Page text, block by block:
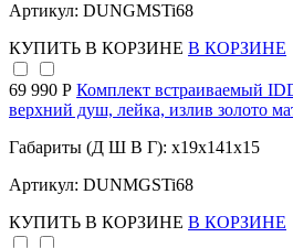
Артикул: DUNGMSTi68
КУПИТЬ В КОРЗИНЕ В КОРЗИНЕ
69 990 Р Комплект встраиваемый
верхний душ, лейка, излив золото
Габариты (Д Ш В Г): x19x141x15
Артикул: DUNMGSTi68
КУПИТЬ В КОРЗИНЕ В КОРЗИНЕ